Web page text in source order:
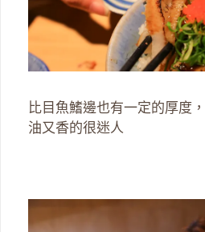
比目魚鰭邊也有一定的厚度
油又香的很迷人